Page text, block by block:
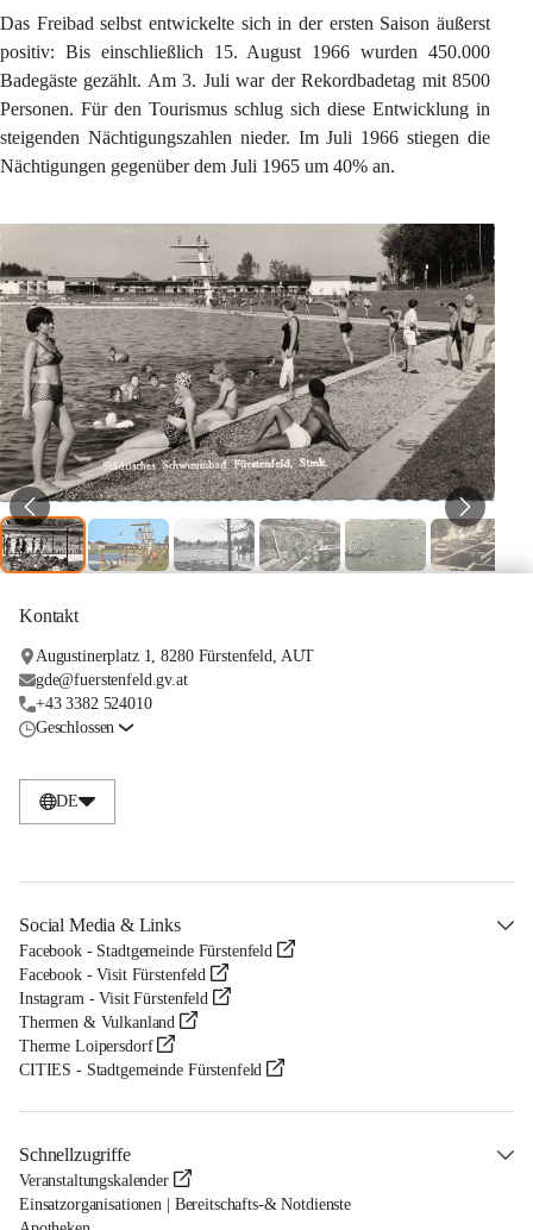
Das Freibad selbst entwickelte sich in der ersten Saison äußerst
positiv: Bis einschließlich 15. August 1966 wurden 450.000
Badegäste gezählt. Am 3. Juli war der Rekordbadetag mit 8500
Personen. Für den Tourismus schlug sich diese Entwicklung in
steigenden Nächtigungszahlen nieder. Im Juli 1966 stiegen die
Nächtigungen gegenüber dem Juli 1965 um 40% an.
Kontakt
Augustinerplatz 1, 8280 Fürstenfeld, AUT
gde@fuerstenfeld.gv.at
+43 3382 524010
Geschlossen
DE
Social Media & Links
Facebook - Stadtgemeinde Fürstenfeld
Facebook - Visit Fürstenfeld
Instagram - Visit Fürstenfeld
Thermen & Vulkanland
Therme Loipersdorf
CITIES - Stadtgemeinde Fürstenfeld
Schnellzugriffe
Veranstaltungskalender
Einsatzorganisationen | Bereitschafts-& Notdienste